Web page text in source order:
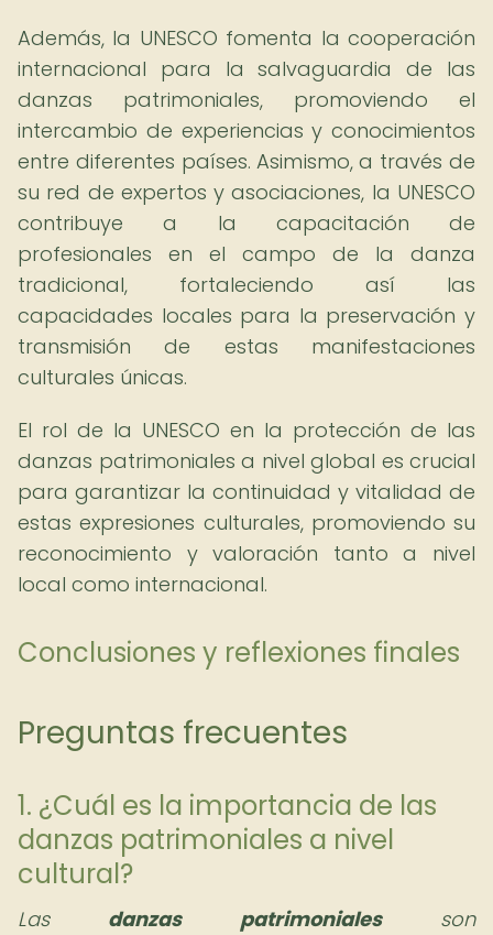
Además, la UNESCO fomenta la cooperación
internacional para la salvaguardia de las
danzas patrimoniales, promoviendo el
intercambio de experiencias y conocimientos
entre diferentes países. Asimismo, a través de
su red de expertos y asociaciones, la UNESCO
contribuye a la capacitación de
profesionales en el campo de la danza
tradicional, fortaleciendo así las
capacidades locales para la preservación y
transmisión de estas manifestaciones
culturales únicas.
El rol de la UNESCO en la protección de las
danzas patrimoniales a nivel global es crucial
para garantizar la continuidad y vitalidad de
estas expresiones culturales, promoviendo su
reconocimiento y valoración tanto a nivel
local como internacional.
Conclusiones y reflexiones finales
Preguntas frecuentes
1. ¿Cuál es la importancia de las
danzas patrimoniales a nivel
cultural?
Las danzas patrimonialesson